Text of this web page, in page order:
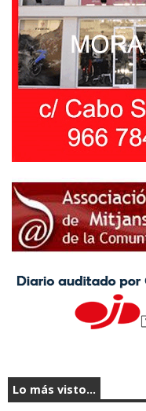
Lo más visto...